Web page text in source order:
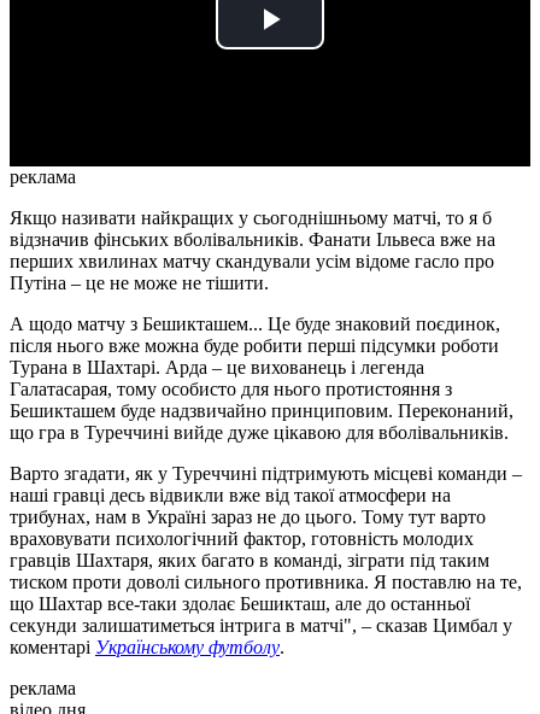
Play
реклама
Якщо називати найкращих у сьогоднішньому матчі, то я б
відзначив фінських вболівальників. Фанати Ільвеса вже на
перших хвилинах матчу скандували усім відоме гасло про
Путіна – це не може не тішити.
А щодо матчу з Бешикташем... Це буде знаковий поєдинок,
після нього вже можна буде робити перші підсумки роботи
Турана в Шахтарі. Арда – це вихованець і легенда
Галатасарая, тому особисто для нього протистояння з
Бешикташем буде надзвичайно принциповим. Переконаний,
що гра в Туреччині вийде дуже цікавою для вболівальників.
Варто згадати, як у Туреччині підтримують місцеві команди –
наші гравці десь відвикли вже від такої атмосфери на
трибунах, нам в Україні зараз не до цього. Тому тут варто
враховувати психологічний фактор, готовність молодих
гравців Шахтаря, яких багато в команді, зіграти під таким
тиском проти доволі сильного противника. Я поставлю на те,
що Шахтар все-таки здолає Бешикташ, але до останньої
секунди залишатиметься інтрига в матчі", – сказав Цимбал у
коментарі Українському футболу.
реклама